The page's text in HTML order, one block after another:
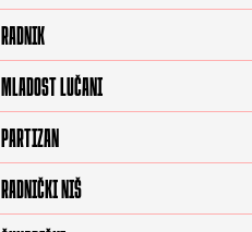
RADNIK
MLADOST LUČANI
PARTIZAN
RADNIČKI NIŠ